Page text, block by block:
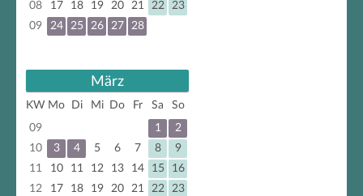
08
17 18 19 20 21 22
23
09
24 25 26 27 28
März
KW Mo Di Mi Do Fr Sa
So
09
1
2
10
3 4 5 6 7 8
9
11
10 11 12 13 14 15
16
12
17 18 19 20 21 22
23